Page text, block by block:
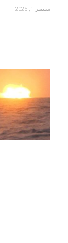
سبتمبر 1, 2025